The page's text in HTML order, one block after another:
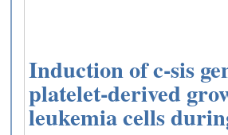
Induction of c-sis
platelet-derived
leukemia cells